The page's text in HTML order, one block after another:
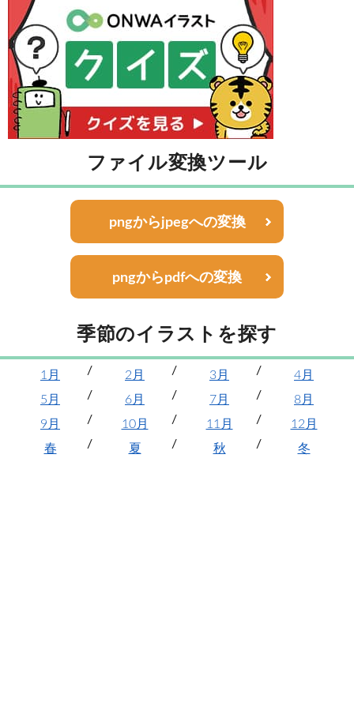
ファイル変換ツール
pngからjpegへの変換
pngからpdfへの変換
季節のイラストを探す
1月 2月 3月
4月
5月
6月 7月
8月
9月
10月 11月
12月
春
夏 秋 冬